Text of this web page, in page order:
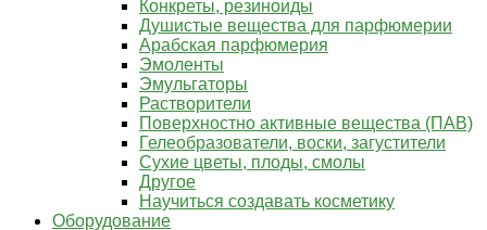
Конкреты, резиноиды
Душистые вещества для парфюмерии
Арабская парфюмерия
Эмоленты
Эмульгаторы
Растворители
Поверхностно активные вещества (ПАВ)
Гелеобразователи, воски, загустители
Сухие цветы, плоды, смолы
Другое
Научиться создавать косметику
Оборудование